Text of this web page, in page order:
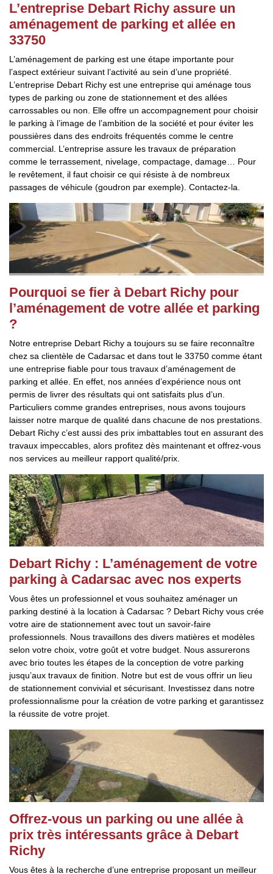
L’entreprise Debart Richy assure un
aménagement de parking et allée en
33750
L’aménagement de parking est une étape importante pour
l’aspect extérieur suivant l’activité au sein d’une propriété.
L’entreprise Debart Richy est une entreprise qui aménage tous
types de parking ou zone de stationnement et des allées
carrossables ou non. Elle offre un accompagnement pour choisir
le parking à l’image de l’ambition de la société et pour éviter les
poussières dans des endroits fréquentés comme le centre
commercial. L’entreprise assure les travaux de préparation
comme le terrassement, nivelage, compactage, damage… Pour
le revêtement, il faut choisir ce qui résiste à de nombreux
passages de véhicule (goudron par exemple). Contactez-la.
Pourquoi se fier à Debart Richy pour
l’aménagement de votre allée et parking
?
Notre entreprise Debart Richy a toujours su se faire reconnaître
chez sa clientèle de Cadarsac et dans tout le 33750 comme étant
une entreprise fiable pour tous travaux d’aménagement de
parking et allée. En effet, nos années d’expérience nous ont
permis de livrer des résultats qui ont satisfaits plus d’un.
Particuliers comme grandes entreprises, nous avons toujours
laisser notre marque de qualité dans chacune de nos prestations.
Debart Richy c’est aussi des prix imbattables tout en assurant des
travaux impeccables, alors profitez dès maintenant et offrez-vous
nos services au meilleur rapport qualité/prix.
Debart Richy : L’aménagement de votre
parking à Cadarsac avec nos experts
Vous êtes un professionnel et vous souhaitez aménager un
parking destiné à la location à Cadarsac ? Debart Richy vous crée
votre aire de stationnement avec tout un savoir-faire
professionnels. Nous travaillons des divers matières et modèles
selon votre choix, votre goût et votre budget. Nous assurerons
avec brio toutes les étapes de la conception de votre parking
jusqu’aux travaux de finition. Notre but est de vous offrir un lieu
de stationnement convivial et sécurisant. Investissez dans notre
professionnalisme pour la création de votre parking et garantissez
la réussite de votre projet.
Offrez-vous un parking ou une allée à
prix très intéressants grâce à Debart
Richy
Vous êtes à la recherche d’une entreprise proposant un meilleur